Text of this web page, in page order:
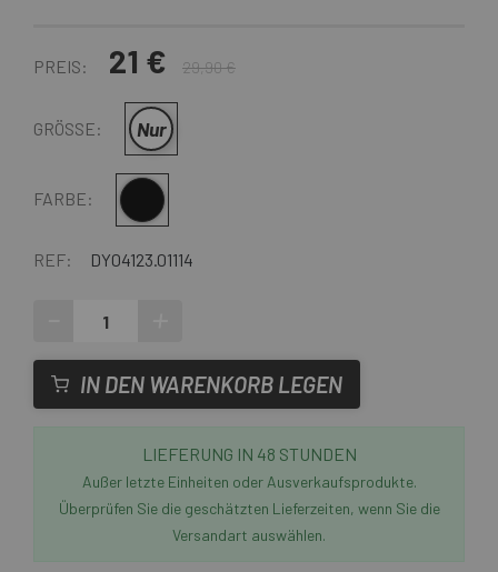
PREIS: 21 € 29,90 €
GRÖSSE: Nur
FARBE: Multi
REF: DY04123.01114
IN DEN WARENKORB LEGEN
LIEFERUNG IN 48 STUNDEN
Außer letzte Einheiten oder Ausverkaufsprodukte.
Überprüfen Sie die geschätzten Lieferzeiten, wenn Sie die
Versandart auswählen.